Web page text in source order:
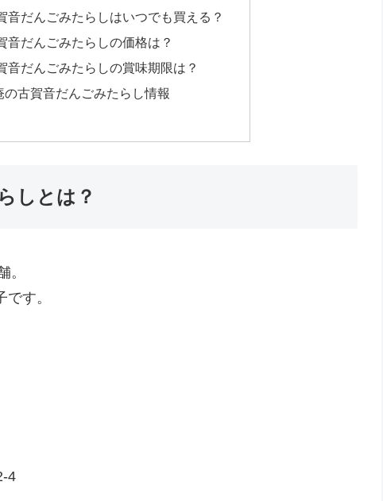
音だんごみたらしはいつでも買える？
音だんごみたらしの価格は？
音だんごみたらしの賞味期限は？
古賀音だんごみたらし情報
しとは？
。
す。
4